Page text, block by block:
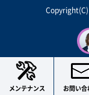
Copyright(C)
メンテナンス お問い合